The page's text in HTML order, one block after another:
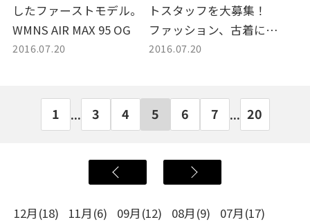
したファーストモデル。
WMNS AIR MAX 95 OG
2016.07.20
トスタッフを大募集！
ファッション、古着に興
味のある方は是非！！
2016.07.20
1 ... 3 4 5 6 7 ... 20
12月(18) 11月(6) 09月(12) 08月(9)
07月(17)